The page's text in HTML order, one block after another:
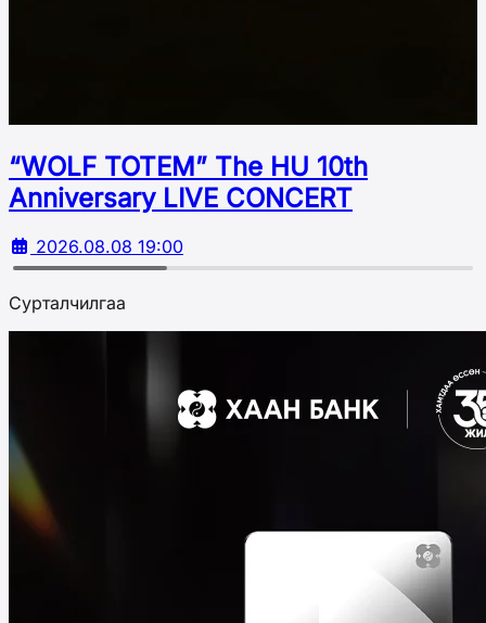
“WOLF TOTEM” The HU 10th
Аnniversary LIVE CONCERT
2026.08.08 19:00
Сурталчилгаа